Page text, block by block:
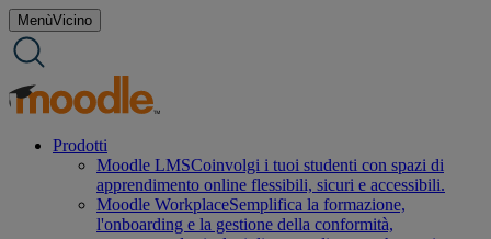
Salta
al
contenuto
MenùVicino
Prodotti
Moodle LMSCoinvolgi i tuoi studenti con spazi di
apprendimento online flessibili, sicuri e accessibili.
Moodle WorkplaceSemplifica la formazione,
l'onboarding e la gestione della conformità,